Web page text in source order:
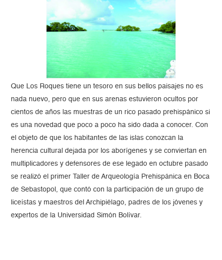
Que Los Roques tiene un tesoro en sus bellos paisajes no es
nada nuevo, pero que en sus arenas estuvieron ocultos por
cientos de años las muestras de un rico pasado prehispánico si
es una novedad que poco a poco ha sido dada a conocer. Con
el objeto de que los habitantes de las islas conozcan la
herencia cultural dejada por los aborígenes y se conviertan en
multiplicadores y defensores de ese legado en octubre pasado
se realizó el primer Taller de Arqueología Prehispánica en Boca
de Sebastopol, que contó con la participación de un grupo de
liceístas y maestros del Archipiélago, padres de los jóvenes y
expertos de la Universidad Simón Bolívar.